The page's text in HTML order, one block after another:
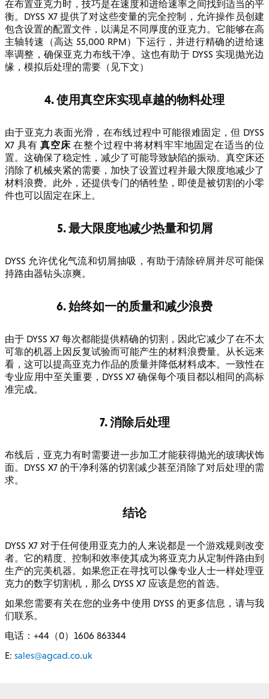
在布置亚克力时，技巧是在速度和进给速率之间找到适当的平
衡。DYSS X7 提供了对这些变量的完全控制，允许操作员创建
包含设置的配置文件，以满足不同厚度的亚克力。它能够在高
主轴转速（高达 55,000 RPM）下运行，并进行精确的进给速
率调整，确保亚克力布线干净。这也有助于 DYSS 实现抛光边
缘，模拟后处理的需要（见下文）
4. 使用真空床实现卓越的物料处理
由于亚克力表面光滑，在布线过程中可能很难固定，但 DYSS
X7 具有真空床在整个过程中将材料牢牢地固定在适当的位
置。这确保了稳定性，减少了可能导致缺陷的振动。真空床还
消除了机械夹紧的需要，加快了设置过程并最大限度地减少了
材料浪费。此外，还提供专门的牺牲垫，即使是被切割的小零
件也可以固定在床上。
5. 最大限度地减少热量和切屑
DYSS 允许优化气流和切屑抽吸，有助于清除碎屑并尽可能保
持路由器钻头凉爽。
6. 始终如一的质量和减少浪费
由于 DYSS X7 每次都能提供精确的切割，因此它减少了在不太
可靠的机器上因反复试验而可能产生的材料浪费量。从长远来
看，这可以提高亚克力作品的质量并降低材料成本。一致性在
专业应用中至关重要，DYSS X7 确保每个项目都以相同的高标
准完成。
7. 消除后处理
布线后，亚克力有时需要进一步加工才能获得抛光的玻璃状饰
面。DYSS X7 的干净利落的切割减少甚至消除了对后处理的需
求。
结论
DYSS X7 对于任何使用亚克力的人来说都是一个游戏规则改变
者。它的精度、控制和效率使其成为将亚克力从定制件路由到
生产的完美机器。如果您正在寻找可以像专业人士一样处理亚
克力的数字切割机，那么 DYSS X7 应该是您的首选。
如果您需要有关在您的业务中使用 DYSS 的更多信息，请与我
们联系。
电话：+44（0）1606 863344
E: sales@agcad.co.uk